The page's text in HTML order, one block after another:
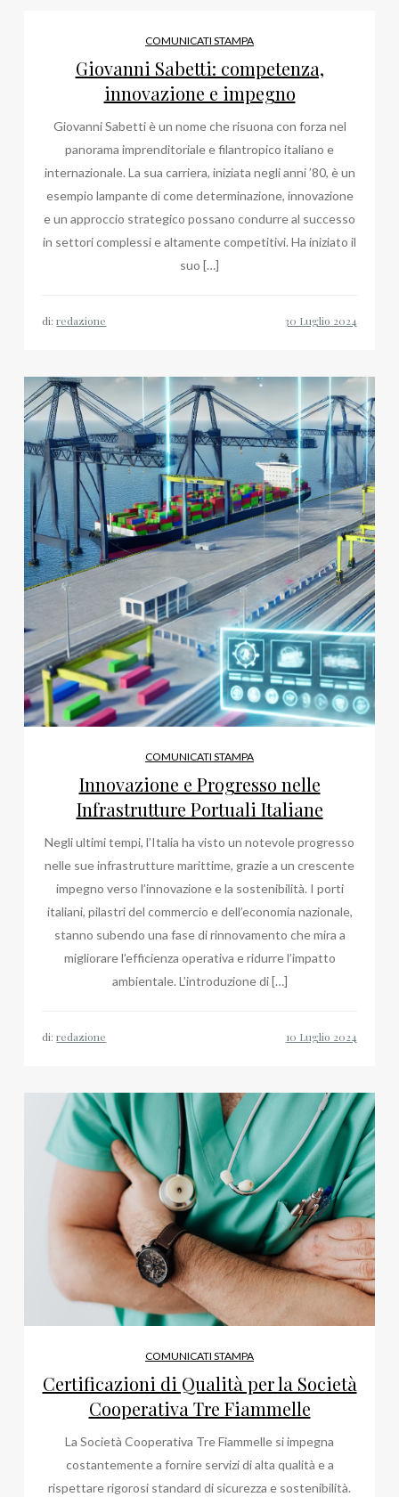
COMUNICATI STAMPA
Giovanni Sabetti: competenza,
innovazione e impegno
Giovanni Sabetti è un nome che risuona con forza nel
panorama imprenditoriale e filantropico italiano e
internazionale. La sua carriera, iniziata negli anni ’80, è un
esempio lampante di come determinazione, innovazione
e un approccio strategico possano condurre al successo
in settori complessi e altamente competitivi. Ha iniziato il
suo […]
di:redazione
COMUNICATI STAMPA
Innovazione e Progresso nelle
Infrastrutture Portuali Italiane
Negli ultimi tempi, l’Italia ha visto un notevole progresso
nelle sue infrastrutture marittime, grazie a un crescente
impegno verso l’innovazione e la sostenibilità. I porti
italiani, pilastri del commercio e dell’economia nazionale,
stanno subendo una fase di rinnovamento che mira a
migliorare l’efficienza operativa e ridurre l’impatto
ambientale. L’introduzione di […]
di:redazione
COMUNICATI STAMPA
Certificazioni di Qualità per la Società
Cooperativa Tre Fiammelle
La Società Cooperativa Tre Fiammelle si impegna
costantemente a fornire servizi di alta qualità e a
rispettare rigorosi standard di sicurezza e sostenibilità.